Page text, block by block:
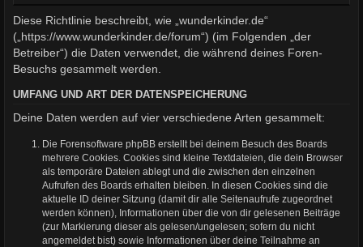
Diese Richtlinie beschreibt, wie „wunderkinder.de“
(„https://www.wunderkinder.de/forum“) (im Folgenden „der
Betreiber“) die Daten verwendet, die während deines Foren-
Besuchs gesammelt werden.
UMFANG UND ART DER DATENSPEICHERUNG
Deine Daten werden auf vier verschiedene Arten gesammelt:
Die Forensoftware phpBB erstellt bei deinem Besuch des Boards
mehrere Cookies. Cookies sind kleine Textdateien, die dein Browser
als temporäre Dateien ablegt und die zwischen den einzelnen
Aufrufen des Boards erhalten bleiben. In diesen Cookies sind die
aktuelle ID deiner Sitzung (damit dir alle Seitenaufrufe zugeordnet
werden können), Informationen über die von dir gelesenen Beiträge
(zur Markierung dieser als gelesen/ungelesen; sofern du nicht
angemeldet bist) sowie Informationen über deine Teilnahme an